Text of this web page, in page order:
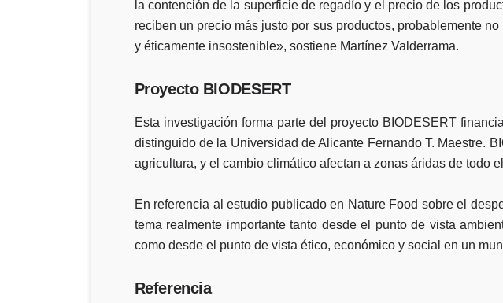
la contención de la superficie de regadío y el precio de los
reciben un precio más justo por sus productos, probablemente
y éticamente insostenible», sostiene Martínez Valderrama.
Proyecto BIODESERT
Esta investigación forma parte del proyecto BIODESERT
distinguido de la Universidad de Alicante Fernando T. Maestre.
agricultura, y el cambio climático afectan a zonas áridas de todo
En referencia al estudio publicado en Nature Food sobre el
tema realmente importante tanto desde el punto de vista
como desde el punto de vista ético, económico y social en un
Referencia